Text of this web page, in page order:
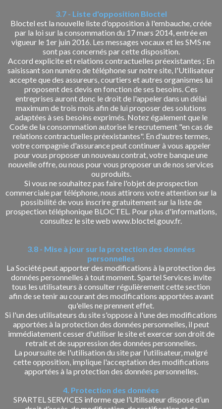
3.7 - Liste d'opposition Bloctel
Bloctel est la nouvelle liste d'opposition à l'embauche, créée
par la loi sur la consommation du 17 mars 2014, entrée en
vigueur le 1er juin 2016. Les messages vocaux et les SMS ne
sont pas concernés par cette disposition.
Accord explicite et relations contractuelles préexistantes ; En
saisissant son numéro de téléphone sur notre site, l'Utilisateur
accepte que des assureurs, courtiers et autres organismes lui
proposent des devis en fonction de ses besoins. Ces
entreprises auront donc le droit de l'appeler dans un délai
maximum de trois mois afin de lui proposer des solutions
adaptées à ses besoins exprimés. Notez également que le
Code de la consommation autorise le recrutement "en cas de
relations contractuelles préexistantes". En d'autres termes,
votre compagnie d'assurance peut continuer à vous appeler
pour vous proposer un nouveau contrat, votre banque une
nouvelle offre, ou nous pour vous proposer un de nos services
ou produits.
Si vous ne souhaitez pas faire l'objet de prospection
commerciale par téléphone, nous attirons votre attention sur la
possibilité de vous inscrire gratuitement sur la liste de
prospection téléphonique BLOCTEL. Pour plus d'informations,
consultez le site web www.bloctel.gouv.fr.
3.8 - Mise à jour sur la protection des données
personnelles
La Société peut apporter des modifications à la protection des
données personnelles à tout moment. Spartel Services invite
tous les utilisateurs à consulter régulièrement cette section
afin de se tenir au courant des modifications apportées avant
qu'elles ne prennent effet.
Si l'un des utilisateurs du site s'oppose à l'une des modifications
apportées à la protection des données personnelles, il peut
immédiatement cesser d'utiliser le site et exercer son droit de
retrait et de suppression des données personnelles.
La poursuite de l'utilisation du site par l'utilisateur, malgré
cette opposition, implique l'acceptation des modifications
apportées à la protection des données personnelles.
4. Protection des données
SPARTEL SERVICES informe que l’Utilisateur dispose d’un